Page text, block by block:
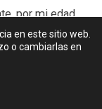
por mi edad
pero si
plan «Rider
que la leería,
aparte que
o
en este sitio web.
o cambiarlas en